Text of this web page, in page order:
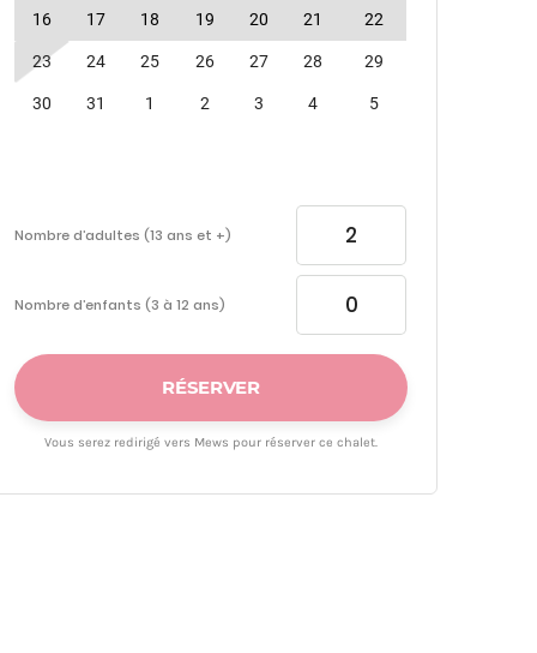
16 17 18 19 20 21 22
23 24 25 26 27 28 29
30 31 1 2 3 4 5
Nombre d’adultes (13 ans et +)
Nombre d’enfants (3 à 12 ans)
RÉSERVER
Vous serez redirigé vers Mews pour réserver ce chalet.